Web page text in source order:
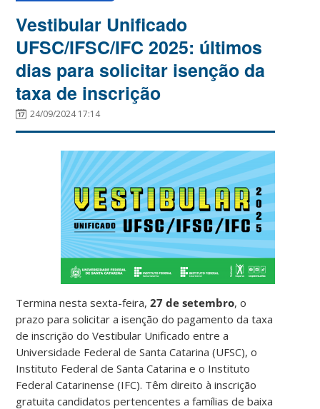
Vestibular Unificado
UFSC/IFSC/IFC 2025: últimos
dias para solicitar isenção da
taxa de inscrição
24/09/2024 17:14
Termina nesta sexta-feira,27 de setembro, o
prazo para solicitar a isenção do pagamento da taxa
de inscrição do Vestibular Unificado entre a
Universidade Federal de Santa Catarina (UFSC), o
Instituto Federal de Santa Catarina e o Instituto
Federal Catarinense (IFC). Têm direito à inscrição
gratuita candidatos pertencentes a famílias de baixa